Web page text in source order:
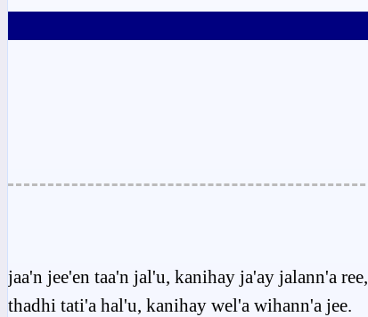
jaa'n jee'en taa'n jal'u, kanihay ja'ay jalann'a ree,
thadhi tati'a hal'u, kanihay wel'a wihann'a jee.